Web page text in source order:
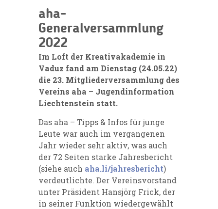
aha-
Generalversammlung
2022
Im Loft der Kreativakademie in
Vaduz fand am Dienstag (24.05.22)
die 23. Mitgliederversammlung des
Vereins aha – Jugendinformation
Liechtenstein statt.
Das aha – Tipps & Infos für junge
Leute war auch im vergangenen
Jahr wieder sehr aktiv, was auch
der 72 Seiten starke Jahresbericht
(siehe auch aha.li/jahresbericht)
verdeutlichte. Der Vereinsvorstand
unter Präsident Hansjörg Frick, der
in seiner Funktion wiedergewählt